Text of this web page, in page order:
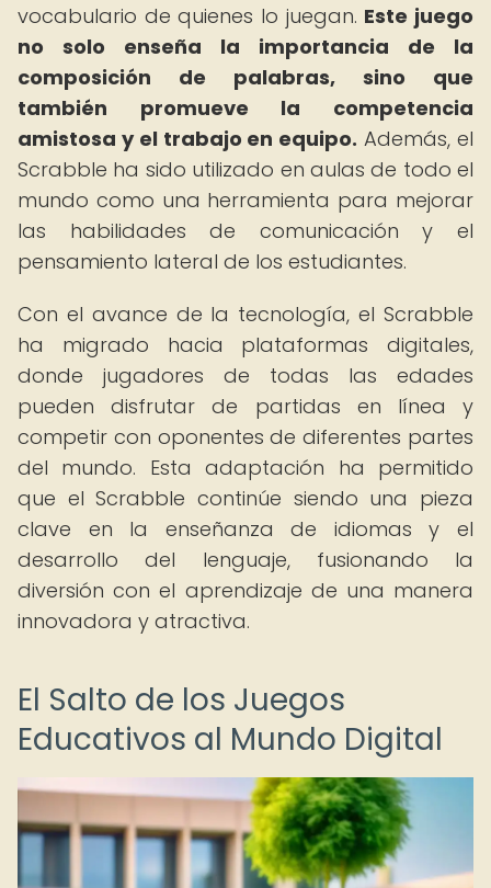
vocabulario de quienes lo juegan. Este juego
no solo enseña la importancia de la
composición de palabras, sino que
también promueve la competencia
amistosa y el trabajo en equipo. Además, el
Scrabble ha sido utilizado en aulas de todo el
mundo como una herramienta para mejorar
las habilidades de comunicación y el
pensamiento lateral de los estudiantes.
Con el avance de la tecnología, el Scrabble
ha migrado hacia plataformas digitales,
donde jugadores de todas las edades
pueden disfrutar de partidas en línea y
competir con oponentes de diferentes partes
del mundo. Esta adaptación ha permitido
que el Scrabble continúe siendo una pieza
clave en la enseñanza de idiomas y el
desarrollo del lenguaje, fusionando la
diversión con el aprendizaje de una manera
innovadora y atractiva.
El Salto de los Juegos
Educativos al Mundo Digital